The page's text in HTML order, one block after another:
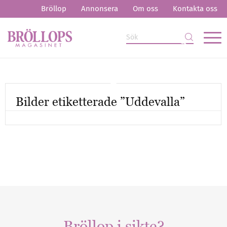
Bröllop Annonsera Om oss Kontakta oss
Bilder etiketterade ”Uddevalla”